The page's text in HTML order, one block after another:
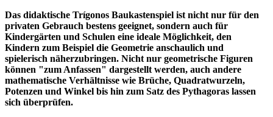
Das didaktische Trígonos Baukastenspiel ist nicht nur für den
privaten Gebrauch bestens geeignet, sondern auch für
Kindergärten und Schulen eine ideale Möglichkeit, den
Kindern zum Beispiel die Geometrie anschaulich und
spielerisch näherzubringen. Nicht nur geometrische Figuren
können "zum Anfassen" dargestellt werden, auch andere
mathematische Verhältnisse wie Brüche, Quadratwurzeln,
Potenzen und Winkel bis hin zum Satz des Pythagoras lassen
sich überprüfen.